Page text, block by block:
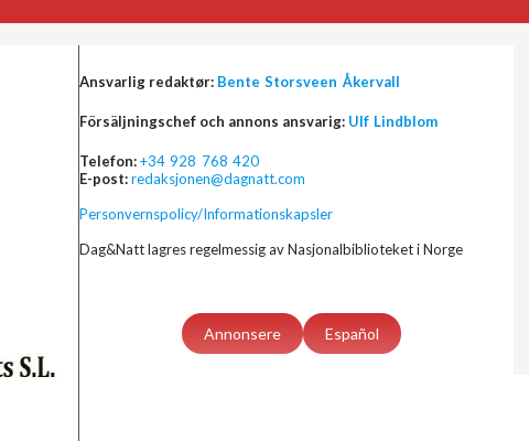
Ansvarlig redaktør: Bente Storsveen Åkervall
Försäljningschef och annons ansvarig: Ulf Lindblom
Telefon:+34 928 768 420
E-post:redaksjonen@dagnatt.com
Personvernspolicy/Informationskapsler
Dag&Natt lagres regelmessig av Nasjonalbiblioteket i Norge
Annonsere Español